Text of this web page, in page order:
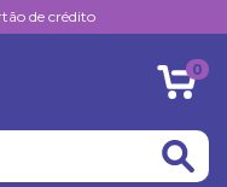
de crédito
0